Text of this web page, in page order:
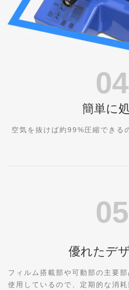
04
簡単に
空気を抜けば約99%圧縮できる
05
優れたデ
フィルム搭載部や可動部の主要
使用しているので、定期的な消